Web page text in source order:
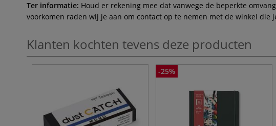
Ter informatie: Houd er rekening mee dat vanwege de beperkte
voorkomen raden wij je aan om contact op te nemen met de winkel
Klanten kochten tevens deze producten
-25%